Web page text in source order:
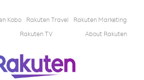
Kobo Rakuten Travel
Rakuten Marketing
Rakuten TV About Rakuten